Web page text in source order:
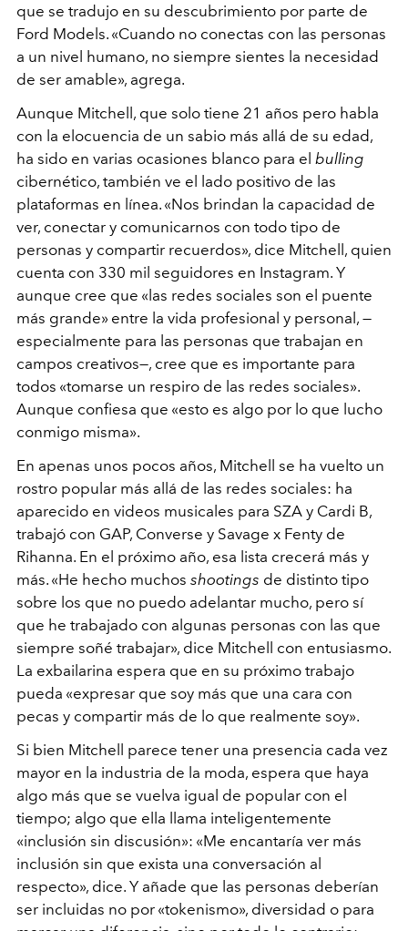
que se tradujo en su descubrimiento por parte de
Ford Models. «Cuando no conectas con las personas
a un nivel humano, no siempre sientes la necesidad
de ser amable», agrega.
Aunque Mitchell, que solo tiene 21 años pero habla
con la elocuencia de un sabio más allá de su edad,
ha sido en varias ocasiones blanco para el bulling
cibernético, también ve el lado positivo de las
plataformas en línea. «Nos brindan la capacidad de
ver, conectar y comunicarnos con todo tipo de
personas y compartir recuerdos», dice Mitchell, quien
cuenta con 330 mil seguidores en Instagram. Y
aunque cree que «las redes sociales son el puente
más grande» entre la vida profesional y personal, —
especialmente para las personas que trabajan en
campos creativos—, cree que es importante para
todos «tomarse un respiro de las redes sociales».
Aunque confiesa que «esto es algo por lo que lucho
conmigo misma».
En apenas unos pocos años, Mitchell se ha vuelto un
rostro popular más allá de las redes sociales: ha
aparecido en videos musicales para SZA y Cardi B,
trabajó con GAP, Converse y Savage x Fenty de
Rihanna. En el próximo año, esa lista crecerá más y
más. «He hecho muchos shootings de distinto tipo
sobre los que no puedo adelantar mucho, pero sí
que he trabajado con algunas personas con las que
siempre soñé trabajar», dice Mitchell con entusiasmo.
La exbailarina espera que en su próximo trabajo
pueda «expresar que soy más que una cara con
pecas y compartir más de lo que realmente soy».
Si bien Mitchell parece tener una presencia cada vez
mayor en la industria de la moda, espera que haya
algo más que se vuelva igual de popular con el
tiempo; algo que ella llama inteligentemente
«inclusión sin discusión»: «Me encantaría ver más
inclusión sin que exista una conversación al
respecto», dice. Y añade que las personas deberían
ser incluidas no por «tokenismo», diversidad o para